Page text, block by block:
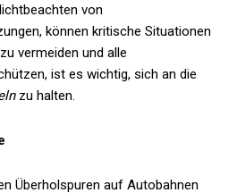
von
können kritische Situationen
vermeiden und alle
ist es wichtig, sich an die
zu halten.
Überholspuren auf Autobahnen